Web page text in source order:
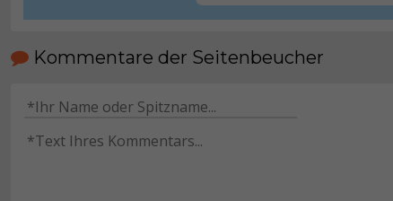
Kommentare der Seitenbeucher